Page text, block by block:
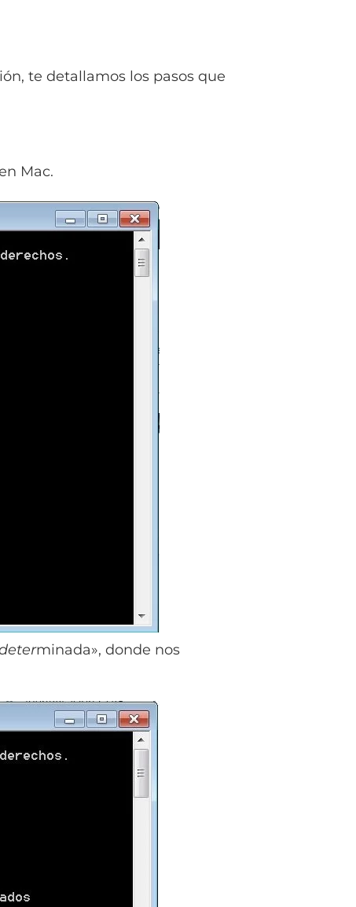
te detallamos los pasos que
Mac.
minada», donde nos